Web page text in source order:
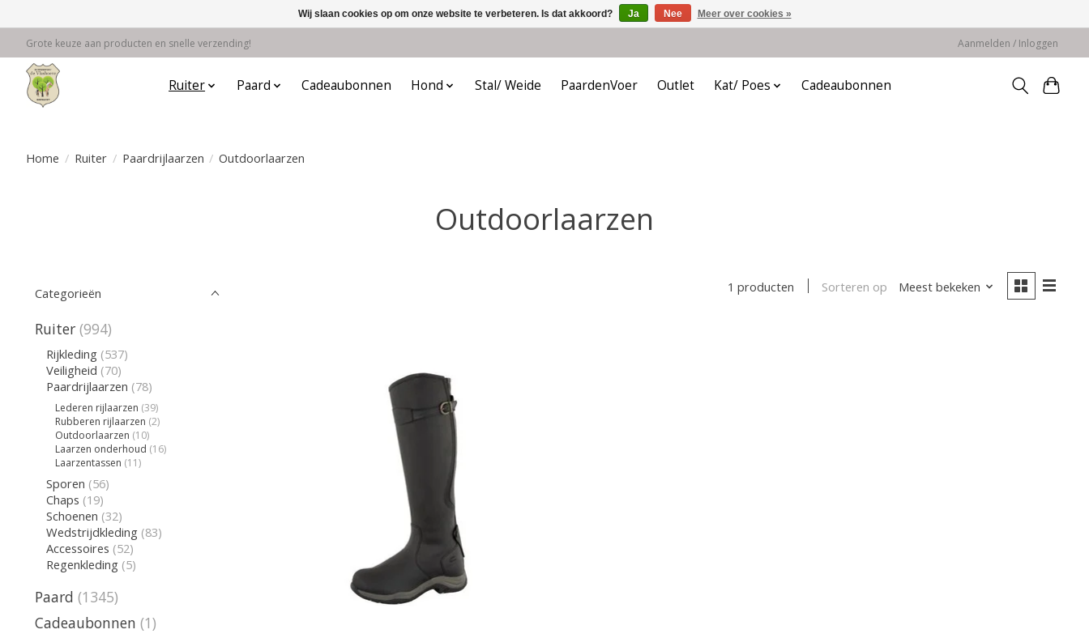
Grote keuze aan producten en snelle verzending! Aanmelden / Inloggen
Ruiter Paard Cadeaubonnen Hond Stal/ Weide PaardenVoer Outlet Kat/ Poes Cadeaubonnen
Home / Ruiter / Paardrijlaarzen / Outdoorlaarzen
Outdoorlaarzen
Categorieën
Ruiter (994)
Rijkleding (537)
Veiligheid (70)
Paardrijlaarzen (78)
Lederen rijlaarzen (39)
Rubberen rijlaarzen (2)
Outdoorlaarzen (10)
Laarzen onderhoud (16)
Laarzentassen (11)
Sporen (56)
Chaps (19)
Schoenen (32)
Wedstrijdkleding (83)
Accessoires (52)
Regenkleding (5)
Paard (1345)
Cadeaubonnen (1)
1 producten Sorteren op Meest bekeken
Wij slaan cookies op om onze website te verbeteren. Is dat akkoord? Ja Nee Meer over cookies »